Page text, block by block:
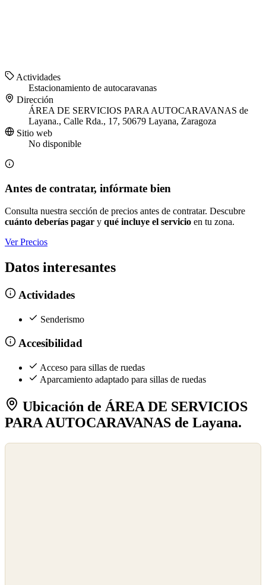
Actividades
Estacionamiento de autocaravanas
Dirección
ÁREA DE SERVICIOS PARA AUTOCARAVANAS de
Layana., Calle Rda., 17, 50679 Layana, Zaragoza
Sitio web
No disponible
Antes de contratar, infórmate bien
Consulta nuestra sección de precios antes de contratar. Descubre
cuánto deberías pagar y qué incluye el servicio en tu zona.
Ver Precios
Datos interesantes
Actividades
Senderismo
Accesibilidad
Acceso para sillas de ruedas
Aparcamiento adaptado para sillas de ruedas
Ubicación de ÁREA DE SERVICIOS
PARA AUTOCARAVANAS de Layana.